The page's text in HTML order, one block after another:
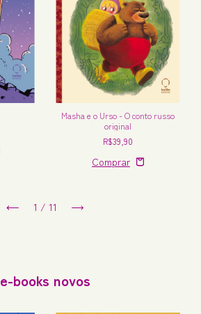
Masha e o Urso - O conto russo
original
R$39,90
1 / 11
e-books novos